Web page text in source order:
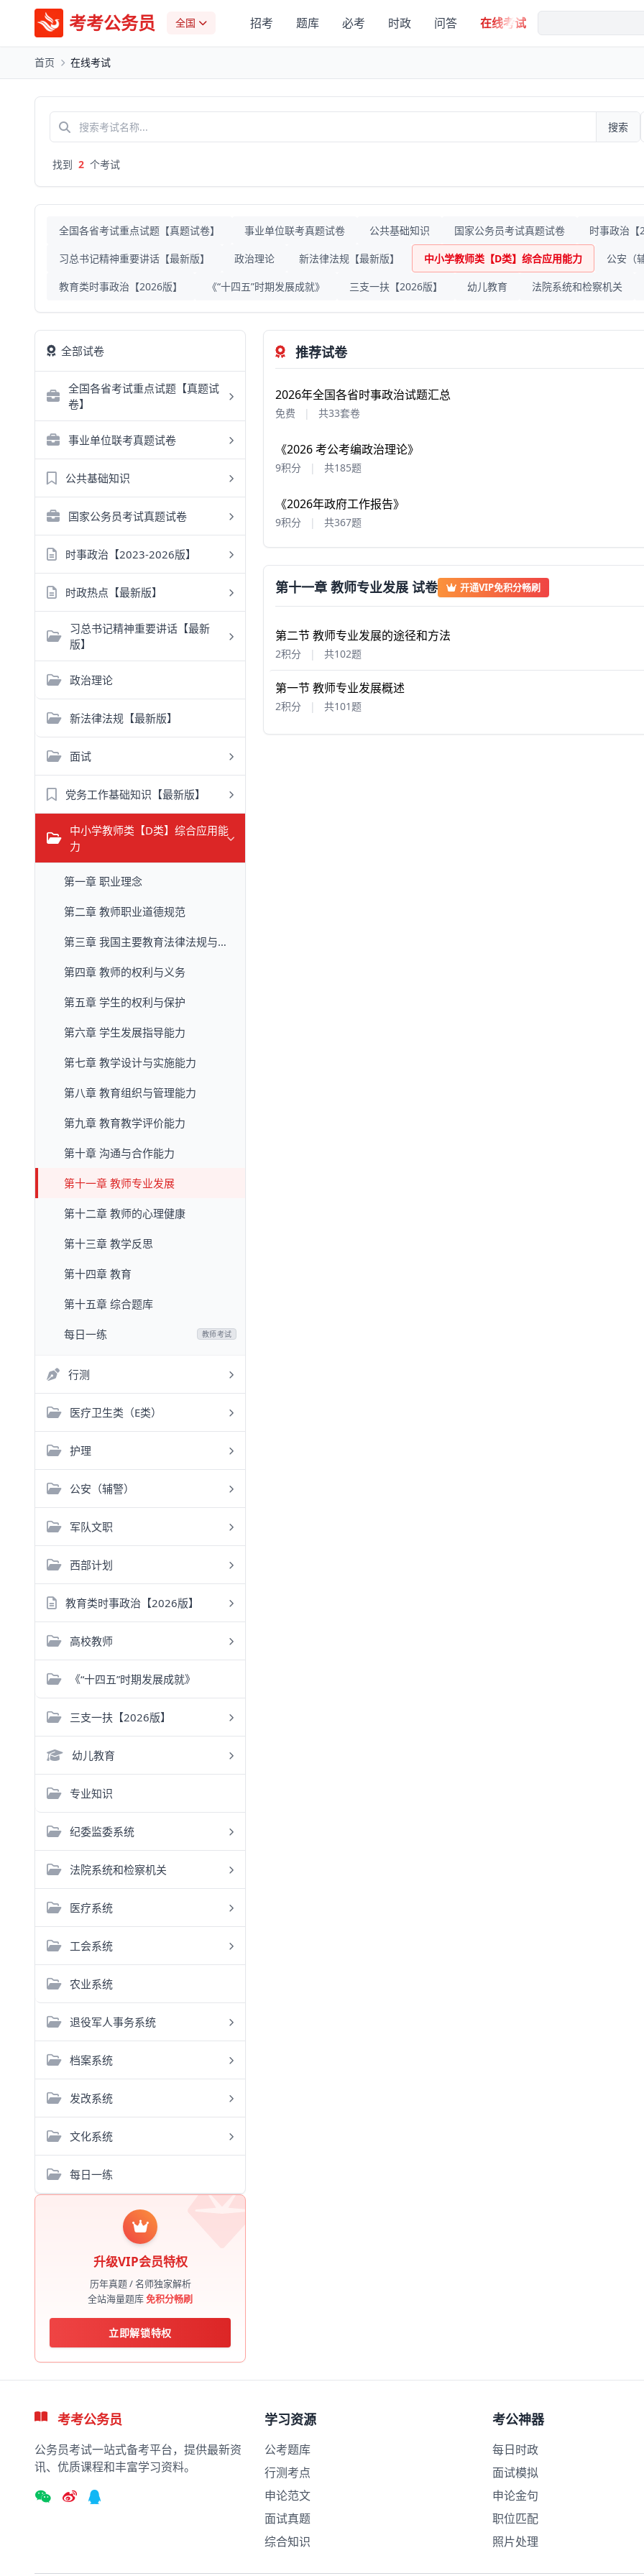
考考公务员 全国 招考 题库 必考 时政 问答 在线考试
首页 在线考试
搜索
找到 2 个考试
全国各省考试重点试题【真题试卷】 事业单位联考真题试卷 公共基础知识 国家公务员考试真题试卷 时事政治
习总书记精神重要讲话【最新版】 政治理论 新法律法规【最新版】 中小学教师类【D类】综合应用能力 公安（
教育类时事政治【2026版】 《“十四五”时期发展成就》 三支一扶【2026版】 幼儿教育 法院系统和检察机关
全部试卷
全国各省考试重点试题【真题试
卷】
事业单位联考真题试卷
公共基础知识
国家公务员考试真题试卷
时事政治【2023-2026版】
时政热点【最新版】
习总书记精神重要讲话【最新
版】
政治理论
新法律法规【最新版】
面试
党务工作基础知识【最新版】
中小学教师类【D类】综合应用能
力
第一章 职业理念
第二章 教师职业道德规范
第三章 我国主要教育法律法规与政策
第四章 教师的权利与义务
第五章 学生的权利与保护
第六章 学生发展指导能力
第七章 教学设计与实施能力
第八章 教育组织与管理能力
第九章 教育教学评价能力
第十章 沟通与合作能力
第十一章 教师专业发展
第十二章 教师的心理健康
第十三章 教学反思
第十四章 教育
第十五章 综合题库
每日一练 教师考试
行测
医疗卫生类（E类）
护理
公安（辅警）
军队文职
西部计划
教育类时事政治【2026版】
高校教师
《“十四五”时期发展成就》
三支一扶【2026版】
幼儿教育
专业知识
纪委监委系统
法院系统和检察机关
医疗系统
工会系统
农业系统
退役军人事务系统
档案系统
发改系统
文化系统
每日一练
升级VIP会员特权
历年真题 / 名师独家解析
全站海量题库免积分畅刷
立即解锁特权
推荐试卷
2026年全国各省时事政治试题汇总
免费 | 共33套卷
《2026 考公考编政治理论》
9积分 | 共185题
《2026年政府工作报告》
9积分 | 共367题
第十一章 教师专业发展 试卷 开通VIP免积分畅刷
第二节 教师专业发展的途径和方法
2积分 | 共102题
第一节 教师专业发展概述
2积分 | 共101题
考考公务员
公务员考试一站式备考平台，提供最新资
讯、优质课程和丰富学习资料。
学习资源
公考题库
行测考点
申论范文
面试真题
综合知识
考公神器
每日时政
面试模拟
申论金句
职位匹配
照片处理